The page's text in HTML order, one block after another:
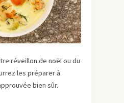
réveillon de noël ou du
les préparer à
bien sûr.